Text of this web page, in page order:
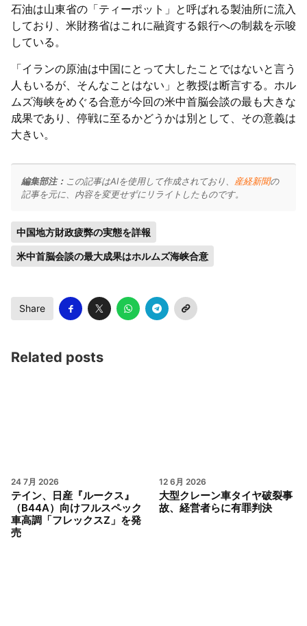
石油は山東省の「ティーポット」と呼ばれる製油所に流入
しており、米財務省はこれに融資する銀行への制裁を示唆
している。
「イランの原油は中国にとって大したことではないと言う
人もいるが、そんなことはない」と教授は断言する。ホル
ムズ海峡をめぐる合意が今回の米中首脳会談の最も大きな
成果であり、停戦に至るかどうかは別として、その意義は
大きい。
編集部注： この記事はAIを使用して作成されており、 産経新聞の
記事を元に、内容を変更せずにリライトしたものです。
中国地方財政疲弊の実態を詳報
米中首脳会談の最大成果はホルムズ海峡合意
Share
Related posts
24 7月 2026
テイン、日産『ルークス』
（B44A）向けフルスペック
車高調「フレックスZ」を発
売
12 6月 2026
大型クレーン車タイヤ破裂事
故、経営者らに有罪判決